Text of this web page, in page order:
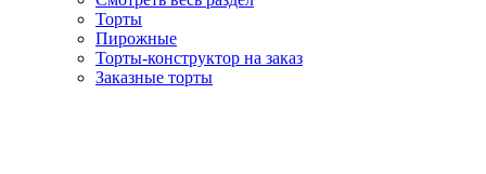
Торты
Пирожные
Торты-конструктор на заказ
Заказные торты